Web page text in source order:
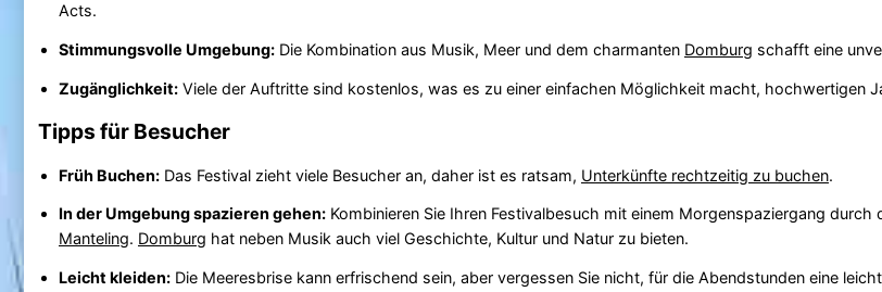
Acts.
Stimmungsvolle Umgebung:Die Kombination aus Musik, Meer und dem charmanten Domburg schafft eine
Zugänglichkeit:Viele der Auftritte sind kostenlos, was es zu einer einfachen Möglichkeit macht, hochwertigen
Tipps für Besucher
Früh Buchen:Das Festival zieht viele Besucher an, daher ist es ratsam, Unterkünfte rechtzeitig zu buchen.
In der Umgebung spazieren gehen:Kombinieren Sie Ihren Festivalbesuch mit einem Morgenspaziergang durch
Manteling. Domburg hat neben Musik auch viel Geschichte, Kultur und Natur zu bieten.
Leicht kleiden:Die Meeresbrise kann erfrischend sein, aber vergessen Sie nicht, für die Abendstunden eine